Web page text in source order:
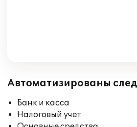
Автоматизированы
Банк и касса
Налоговый учет